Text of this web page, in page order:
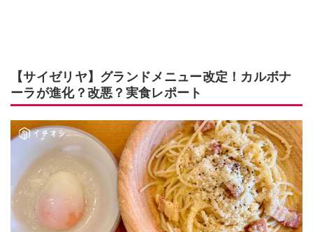
【サイゼリヤ】グランドメニュー改定！カルボナ
ーラが進化？改悪？実食レポート